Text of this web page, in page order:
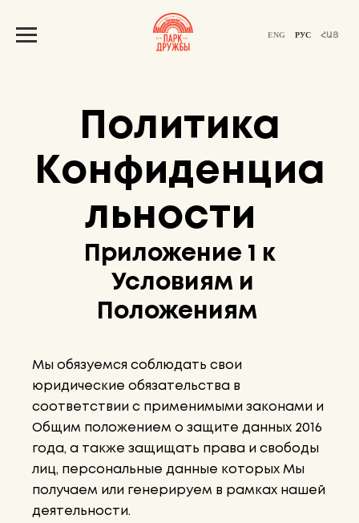
ENG РУС ՀԱՅ
Политика
Конфиденциа
льности
Приложение 1 к
Условиям и
Положениям
Мы обязуемся соблюдать свои
юридические обязательства в
соответствии с применимыми законами и
Общим положением о защите данных 2016
года, а также защищать права и свободы
лиц, персональные данные которых Мы
получаем или генерируем в рамках нашей
деятельности.